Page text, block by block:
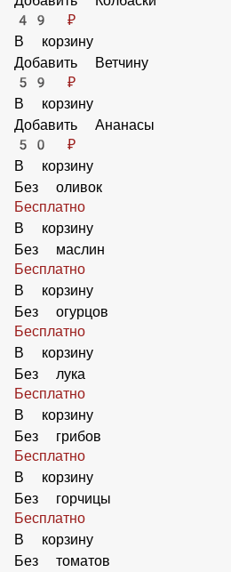
Барбекю соус 25мл Heinz
42 ₽
В корзину
Добавить Пепперони
89 ₽
В корзину
Добавить Перец Халапеньо
70 ₽
Добавить Колбаски
В корзину
Добавить Ветчину
В корзину
Добавить Ананасы
50 ₽
В корзину
Без оливок
Бесплатно
В корзину